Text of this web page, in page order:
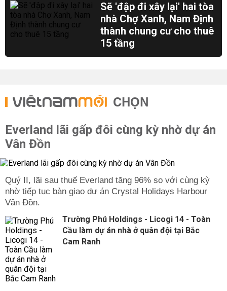
Sẽ 'đập đi xây lại' hai tòa
nhà Chợ Xanh, Nam Định
thành chung cư cho thuê
15 tầng
CHỌN
Everland lãi gấp đôi cùng kỳ nhờ dự án
Vân Đồn
Quý II, lãi sau thuế Everland tăng 96% so với cùng kỳ
nhờ tiếp tục bàn giao dự án Crystal Holidays Harbour
Vân Đồn.
Trường Phú Holdings - Licogi 14 - Toàn
Cầu làm dự án nhà ở quân đội tại Bắc
Cam Ranh